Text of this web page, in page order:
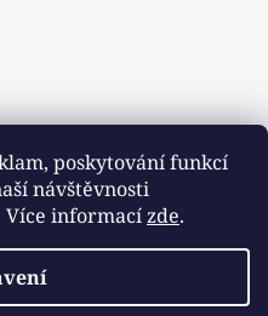
poskytování funkcí
návštěvnosti
Více informacízde.